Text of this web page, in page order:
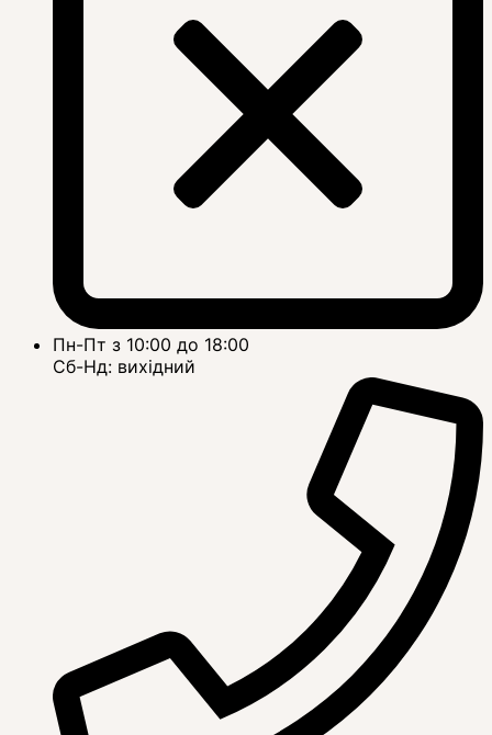
Пн-Пт з 10:00 до 18:00
Сб-Нд: вихідний